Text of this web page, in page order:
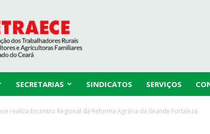
SECRETARIAS SINDICATOS SERVIÇOS
realiza Encontro Regional da Reforma Agrária da Grande Fortaleza